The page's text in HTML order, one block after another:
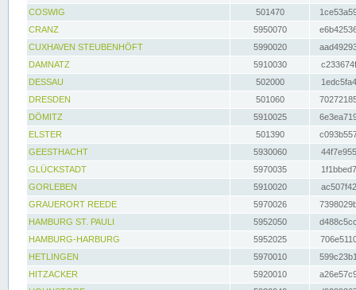
COSWIG
501470
CRANZ
5950070
CUXHAVEN STEUBENHÖFT
5990020
DAMNATZ
5910030
DESSAU
502000
DRESDEN
501060
DÖMITZ
5910025
ELSTER
501390
GEESTHACHT
5930060
GLÜCKSTADT
5970035
GORLEBEN
5910020
GRAUERORT REEDE
5970026
HAMBURG ST. PAULI
5952050
HAMBURG-HARBURG
5952025
HETLINGEN
5970010
HITZACKER
5920010